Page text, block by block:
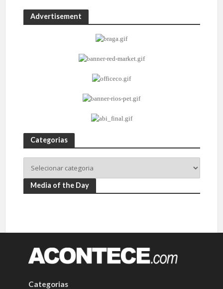
Advertisement
Categorias
Media of the Day
Categorias